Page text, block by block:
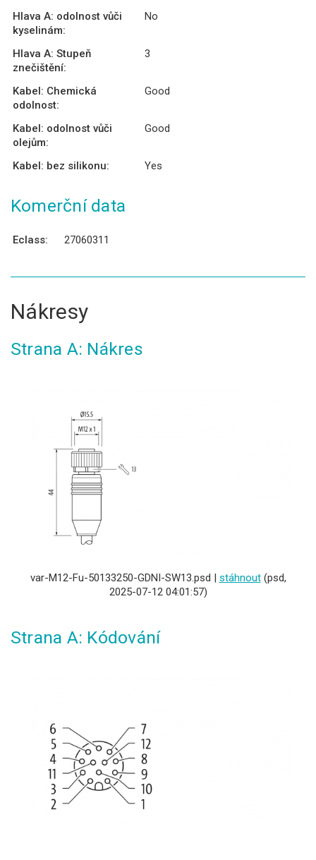
Hlava A: odolnost vůči
kyselinám:
No
Hlava A: Stupeň
znečištění:
3
Kabel: Chemická
odolnost:
Good
Kabel: odolnost vůči
olejům:
Good
Kabel: bez silikonu: Yes
Komerční data
Eclass: 27060311
Nákresy
Strana A: Nákres
var-M12-Fu-50133250-GDNI-SW13.psd | stáhnout(psd,
2025-07-12 04:01:57)
Strana A: Kódování